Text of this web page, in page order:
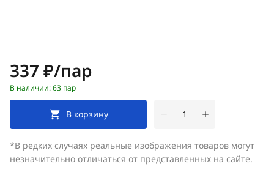
Цена:
337 ₽/пар
В наличии: 63 пар
В корзину
*В редких случаях реальные изображения товаров могут
незначительно отличаться от представленных на сайте.